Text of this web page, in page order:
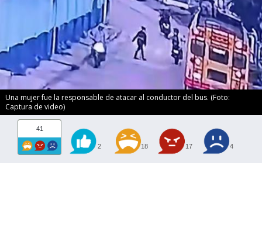
Una mujer fue la responsable de atacar al conductor del bus. (Foto:
Captura de video)
41
2 18 17 4